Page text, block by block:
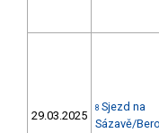
29.03.2025
8 Sjezd na
Sázavě/